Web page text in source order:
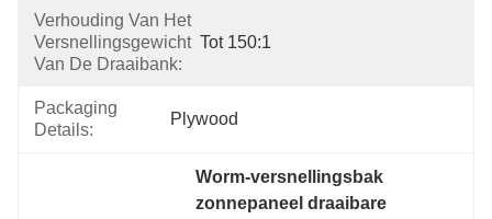
Verhouding Van Het
Versnellingsgewicht
Van De Draaibank:
Tot 150:1
Packaging
Details:
Plywood
Worm-versnellingsbak
zonnepaneel draaibare